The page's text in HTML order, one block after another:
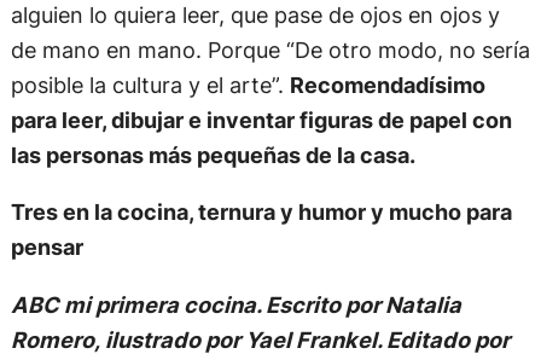
alguien lo quiera leer, que pase de ojos en ojos y
de mano en mano. Porque “De otro modo, no sería
posible la cultura y el arte”. Recomendadísimo
para leer, dibujar e inventar figuras de papel con
las personas más pequeñas de la casa.
Tres en la cocina, ternura y humor y mucho para
pensar
ABC mi primera cocina. Escrito por Natalia
Romero, ilustrado por Yael Frankel. Editado por